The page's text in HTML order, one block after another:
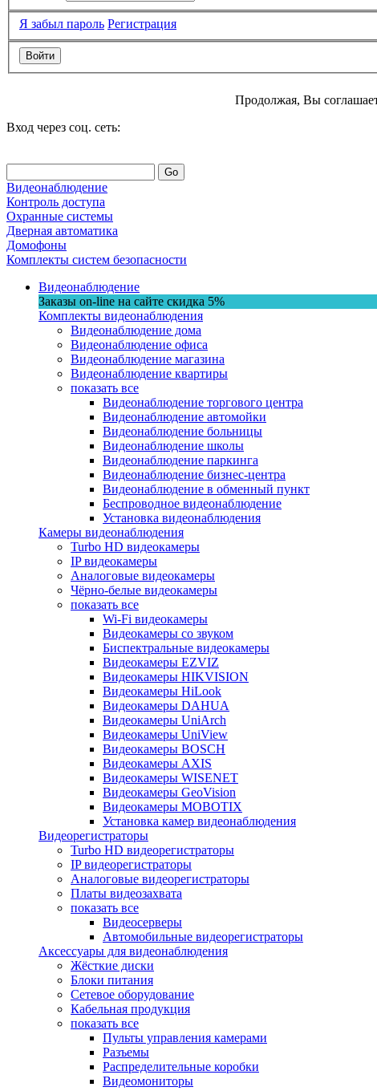
Я забыл пароль Регистрация
Продолжая, Вы
Вход через соц. сеть:
Go
Видеонаблюдение
Контроль доступа
Охранные системы
Дверная автоматика
Домофоны
Комплекты систем безопасности
Видеонаблюдение
Заказы on-line на сaйте скидка 5%
Комплекты видеонаблюдения
Видеонаблюдение дома
Видеонаблюдение офиса
Видеонаблюдение магазина
Видеонаблюдение квартиры
показать все
Видеонаблюдение торгового центра
Видеонаблюдение автомойки
Видеонаблюдение больницы
Видеонаблюдение школы
Видеонаблюдение паркинга
Видеонаблюдение бизнес-центра
Видеонаблюдение в обменный пункт
Беспроводное видеонаблюдение
Установка видеонаблюдения
Камеры видеонаблюдения
Turbo HD видеокамеры
IP видеокамеры
Аналоговые видеокамеры
Чёрно-белые видеокамеры
показать все
Wi-Fi видеокамеры
Видеокамеры со звуком
Биспектральные видеокамеры
Видеокамеры EZVIZ
Видеокамеры HIKVISION
Видеокамеры HiLook
Видеокамеры DAHUA
Видеокамеры UniArch
Видеокамеры UniView
Видеокамеры BOSCH
Видеокамеры AXIS
Видеокамеры WISENET
Видеокамеры GeoVision
Видеокамеры MOBOTIX
Установка камер видеонаблюдения
Видеорегистраторы
Turbo HD видеорегистраторы
IP видеорегистраторы
Аналоговые видеорегистраторы
Платы видеозахвата
показать все
Видеосерверы
Автомобильные видеорегистраторы
Аксессуары для видеонаблюдения
Жёсткие диски
Блоки питания
Сетевое оборудование
Кабельная продукция
показать все
Пульты управления камерами
Разъемы
Распределительные коробки
Видеомониторы